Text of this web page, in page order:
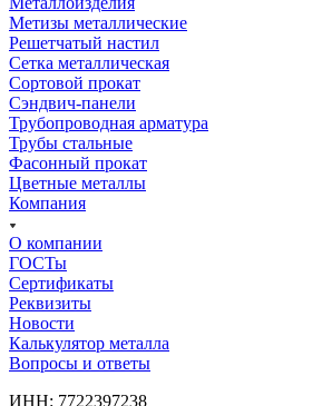
Метизы металлические
Решетчатый настил
Сетка металлическая
Сортовой прокат
Сэндвич-панели
Трубопроводная арматура
Трубы стальные
Фасонный прокат
Цветные металлы
Компания
О компании
ГОСТы
Сертификаты
Реквизиты
Новости
Калькулятор металла
Вопросы и ответы
ИНН: 7722397238